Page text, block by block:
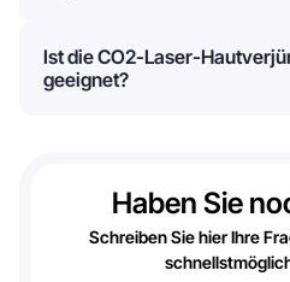
Ist die CO2-Laser-
geeignet?
Haben Sie
Schreiben Sie hier Ihre